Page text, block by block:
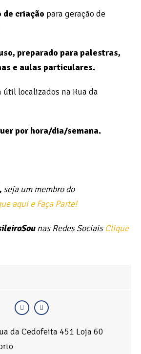
de criação para geração de
preparado para palestras,
e aulas particulares.
útil localizados na Rua da
por hora/dia/semana.
seja um membro do
aqui e Faça Parte!
nas Redes Sociais Clique
da Cedofeita 451 Loja 60